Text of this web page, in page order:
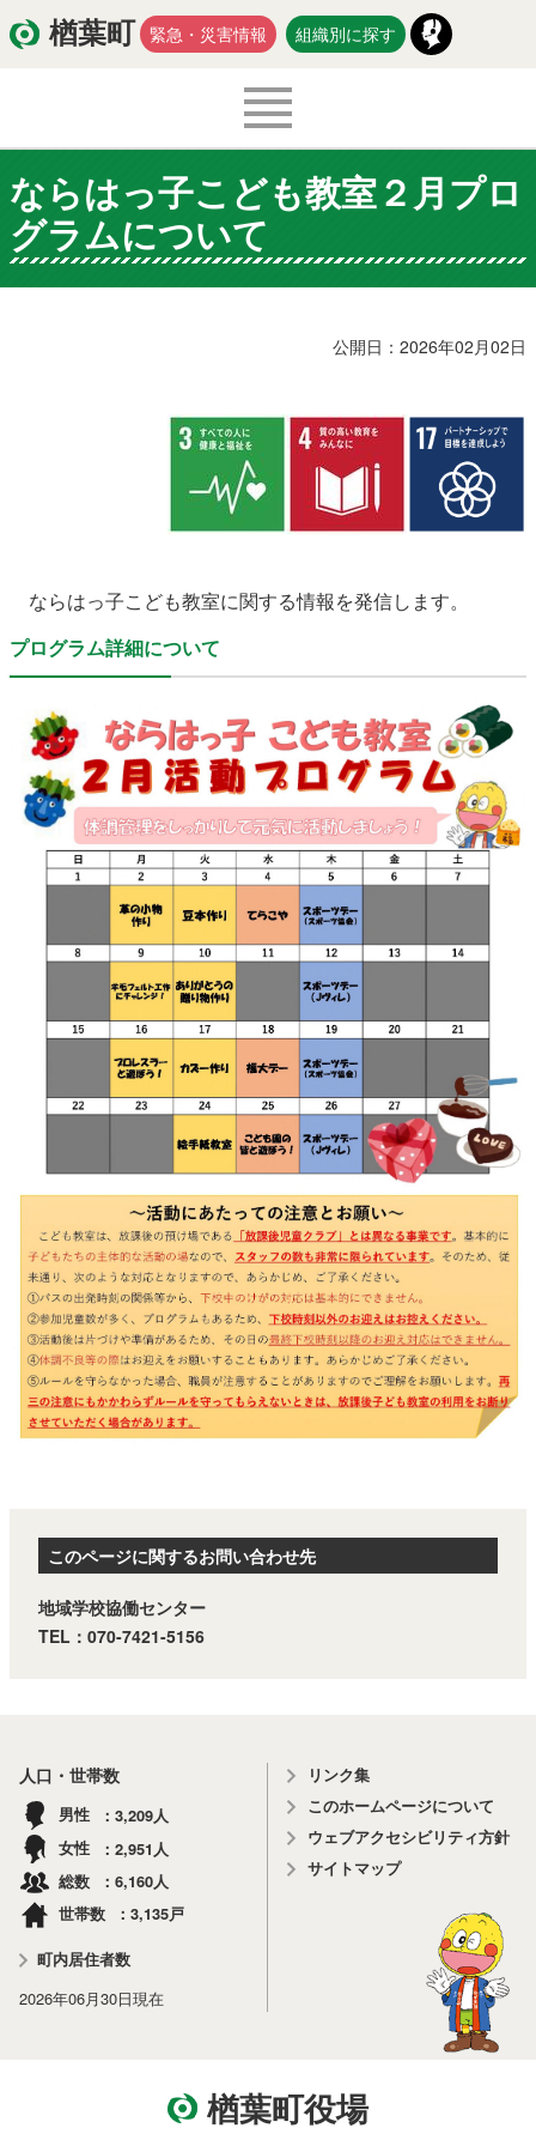
楢葉町 緊急・災害情報 組織別に探す
くらし・環境 出産・子育て
医療・健康・福祉 教育・文化・スポーツ
商工・労働 新産業
町役場・施設 広報・広聴
復興・計画 ふるさと納税
予算・決算 人事・採用 楢葉町議会
教育委員会 農業委員会 選挙
例規集
イベント 観光ならは
ならはっ子こども教室２月プロ
グラムについて
公開日：2026年02月02日
ならはっ子こども教室に関する情報を発信します。
プログラム詳細について
このページに関するお問い合わせ先
地域学校協働センター
TEL：070-7421-5156
楢葉町役場
人口・世帯数
男性 3,209 人
女性
2,951 人
総数
6,160人
世帯数
3,135戸
町内居住者数
2026年06月30日現在
リンク集
このホームページについて
ウェブアクセシビリティ方針
サイトマップ